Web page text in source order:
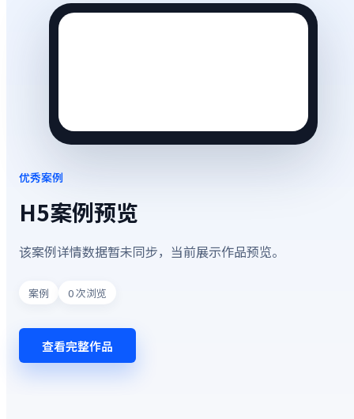
优秀案例
H5案例预览
该案例详情数据暂未同步，当前展示作品预览。
案例 0次浏览
查看完整作品